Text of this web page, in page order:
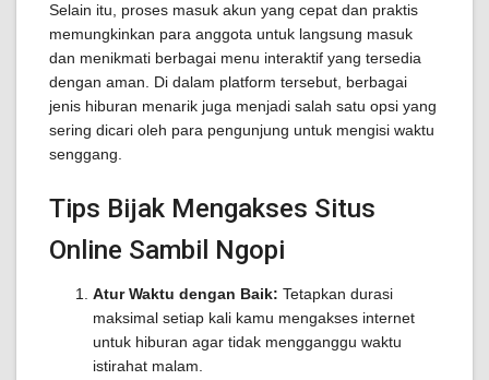
Selain itu, proses masuk akun yang cepat dan praktis
memungkinkan para anggota untuk langsung masuk
dan menikmati berbagai menu interaktif yang tersedia
dengan aman. Di dalam platform tersebut, berbagai
jenis hiburan menarik juga menjadi salah satu opsi yang
sering dicari oleh para pengunjung untuk mengisi waktu
senggang.
Tips Bijak Mengakses Situs
Online Sambil Ngopi
Atur Waktu dengan Baik: Tetapkan durasi
maksimal setiap kali kamu mengakses internet
untuk hiburan agar tidak mengganggu waktu
istirahat malam.